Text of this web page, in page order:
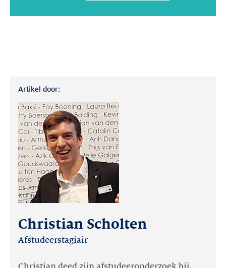
Artikel door:
Christian Scholten
Afstudeerstagiair